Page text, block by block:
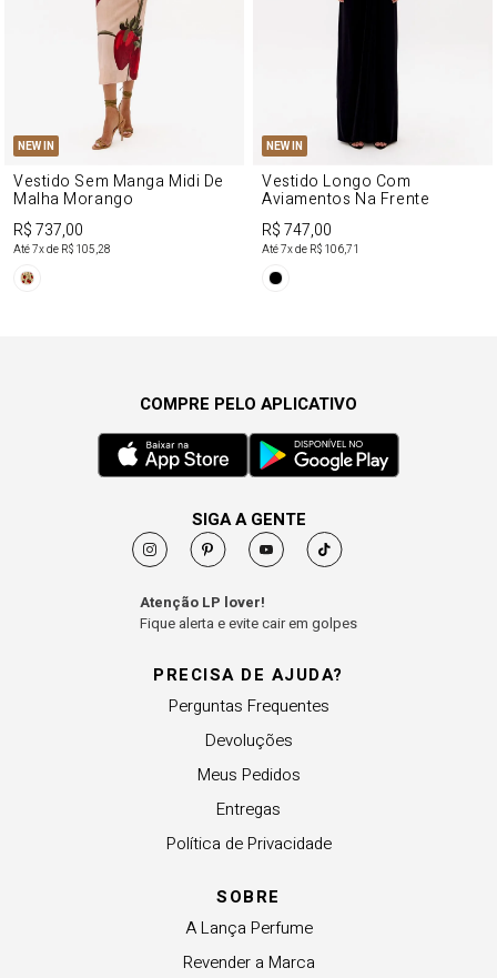
NEW IN
Vestido Sem Manga Midi De
Malha Morango
R$ 737,00
Até7x de R$ 105,28
NEW IN
Vestido Longo Com
Aviamentos Na Frente
R$ 747,00
Até7x de R$ 106,71
PRECISA DE AJUDA?
Perguntas Frequentes
Devoluções
Meus Pedidos
Entregas
Política de Privacidade
SOBRE
A Lança Perfume
Revender a Marca
COMPRE PELO APLICATIVO
SIGA A GENTE
Atenção LP lover!
Fique alerta e evite cair em golpes